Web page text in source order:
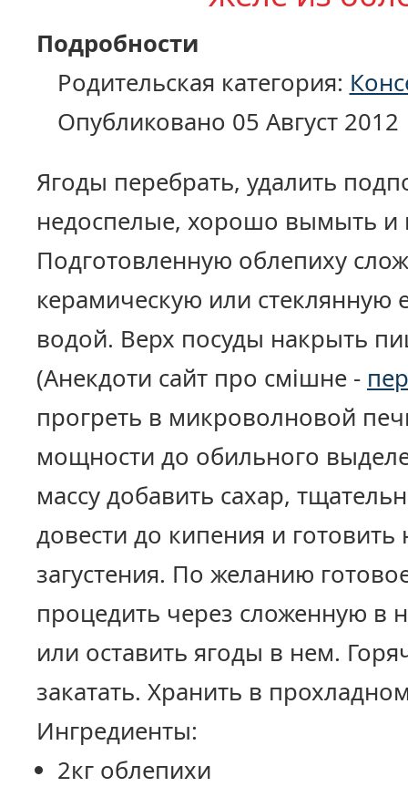
Подробности
Родительская категория:
Опубликовано 05 Август 2012
Ягоды перебрать, удалить
недоспелые, хорошо вымыть и
Подготовленную облепиху
керамическую или стеклянную
водой. Верх посуды накрыть
(Анекдоти сайт про смішне -
прогреть в микроволновой
мощности до обильного
массу добавить сахар,
довести до кипения и
загустения. По желанию
процедить через сложенную в
или оставить ягоды в нем.
закатать. Хранить в
Ингредиенты:
2кг облепихи